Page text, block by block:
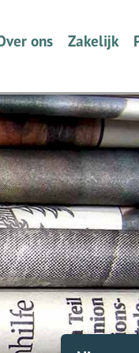
ons
Wie zijn we en wat
Volmacht
Zakelijk
Collectief
Schade